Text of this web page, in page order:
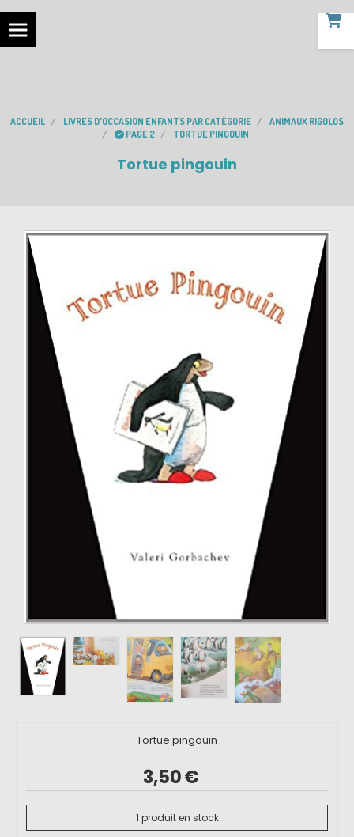
ACCUEIL LIVRES D'OCCASION ENFANTS PAR CATÉGORIE
ANIMAUX RIGOLOS
PAGE 2
TORTUE PINGOUIN
Tortue pingouin
Tortue pingouin
3,50€
1 produit en stock